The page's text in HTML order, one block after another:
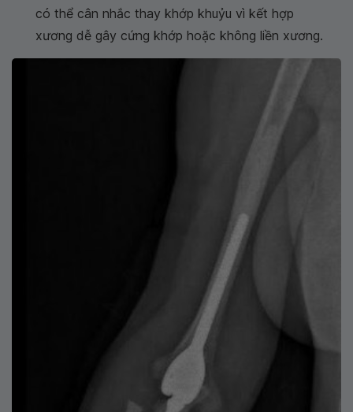
có thể cân nhắc thay khớp khuỷu vì kết hợp
xương dễ gây cứng khớp hoặc không liền xương.